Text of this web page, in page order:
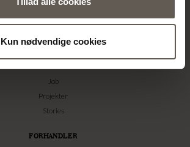
Kun nødvendige cookies
Om os
Job
Projekter
Stories
FORHANDLER